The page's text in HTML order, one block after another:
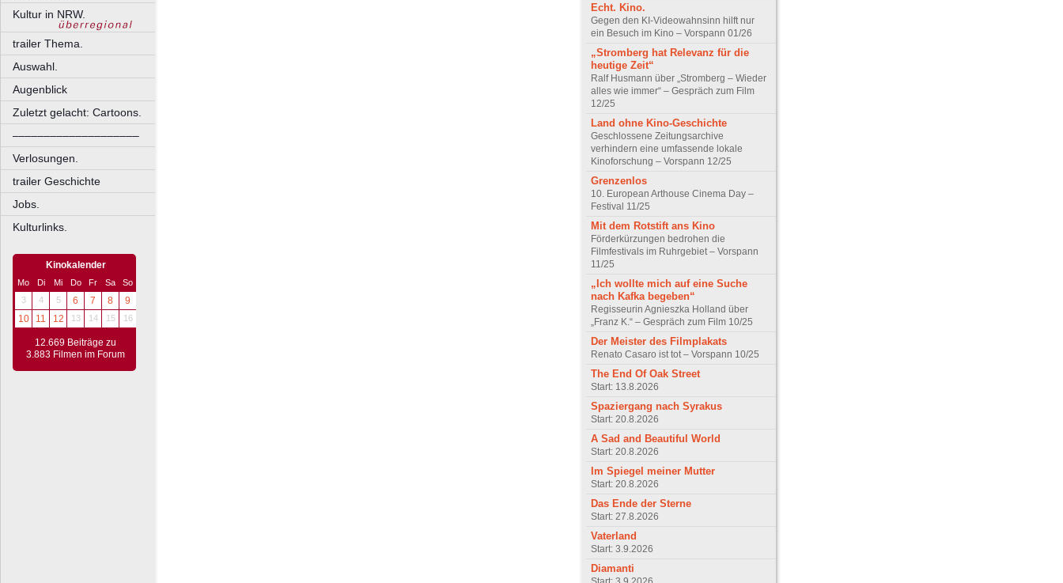
Kultur in NRW.
trailer Thema.
Auswahl.
Augenblick
Zuletzt gelacht: Cartoons.
––––––––––––––––––––
Verlosungen.
trailer Geschichte
Jobs.
Kulturlinks.
Kinokalender
Mo Di Mi Do Fr Sa
So
3
4 5 6 7 8
9
10
11 12 13 14 15 16
12.669 Beiträge zu
3.883 Filmen im Forum
Echt. Kino.
Gegen den KI-Videowahnsinn hilft nur
ein Besuch im Kino – Vorspann 01/26
„Stromberg hat Relevanz für die
heutige Zeit“
Ralf Husmann über „Stromberg – Wieder
alles wie immer“ – Gespräch zum Film
12/25
Land ohne Kino-Geschichte
Geschlossene Zeitungsarchive
verhindern eine umfassende lokale
Kinoforschung – Vorspann 12/25
Grenzenlos
10. European Arthouse Cinema Day –
Festival 11/25
Mit dem Rotstift ans Kino
Förderkürzungen bedrohen die
Filmfestivals im Ruhrgebiet – Vorspann
11/25
„Ich wollte mich auf eine Suche
nach Kafka begeben“
Regisseurin Agnieszka Holland über
„Franz K.“ – Gespräch zum Film 10/25
Der Meister des Filmplakats
Renato Casaro ist tot – Vorspann 10/25
The End Of Oak Street
Start: 13.8.2026
Spaziergang nach Syrakus
Start: 20.8.2026
A Sad and Beautiful World
Start: 20.8.2026
Im Spiegel meiner Mutter
Start: 20.8.2026
Das Ende der Sterne
Start: 27.8.2026
Vaterland
Start: 3.9.2026
Diamanti